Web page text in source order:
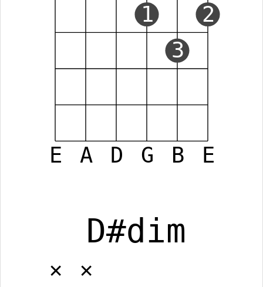
E A D G B E
1
3
2
D#dim
✕ ✕